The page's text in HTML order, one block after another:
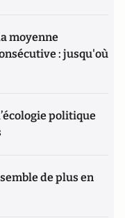
moyenne
: jusqu'où
politique
de plus en